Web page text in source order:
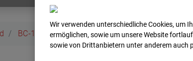
BC-120 - BV W2 Campus BT 1-3 Archiv
Wir verwenden unterschiedliche Cookies, um
ermöglichen, sowie um unsere Website
sowie von Drittanbietern unter anderem auch